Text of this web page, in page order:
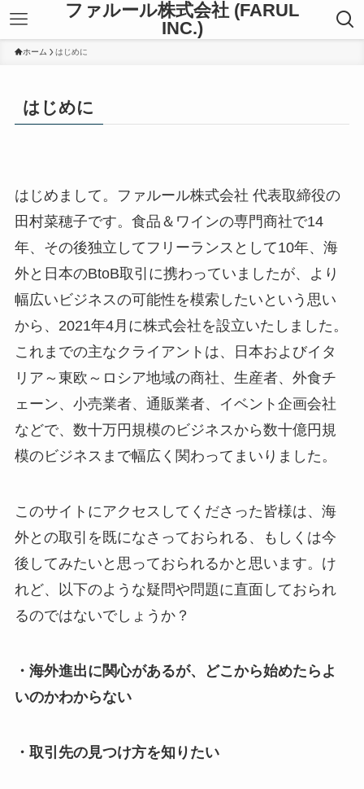
ファルール株式会社 (FARUL
INC.)
ホーム はじめに
はじめに
はじめまして。ファルール株式会社 代表取締役の
田村菜穂子です。食品＆ワインの専門商社で14
年、その後独立してフリーランスとして10年、海
外と日本のBtoB取引に携わっていましたが、より
幅広いビジネスの可能性を模索したいという思い
から、2021年4月に株式会社を設立いたしました。
これまでの主なクライアントは、日本およびイタ
リア～東欧～ロシア地域の商社、生産者、外食チ
ェーン、小売業者、通販業者、イベント企画会社
などで、数十万円規模のビジネスから数十億円規
模のビジネスまで幅広く関わってまいりました。
このサイトにアクセスしてくださった皆様は、海
外との取引を既になさっておられる、もしくは今
後してみたいと思っておられるかと思います。け
れど、以下のような疑問や問題に直面しておられ
るのではないでしょうか？
・海外進出に関心があるが、どこから始めたらよ
いのかわからない
・取引先の見つけ方を知りたい